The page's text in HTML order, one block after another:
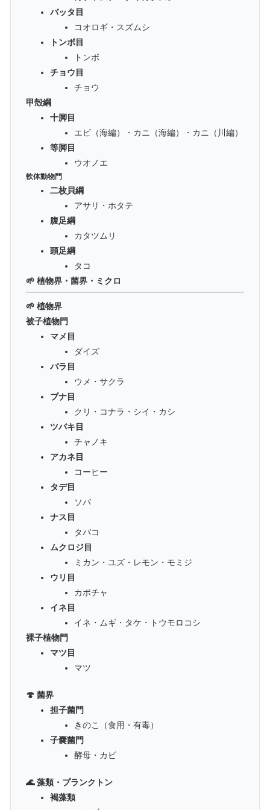
バッタ目
コオロギ・スズムシ
トンボ目
トンボ
チョウ目
チョウ
甲殻綱
十脚目
エビ（海編）・カニ（海編）・カニ（川編）
等脚目
ウオノエ
軟体動物門
二枚貝綱
アサリ・ホタテ
腹足綱
カタツムリ
頭足綱
タコ
🌱 植物界・菌界・ミクロ
🌱 植物界
被子植物門
マメ目
ダイズ
バラ目
ウメ・サクラ
ブナ目
クリ・コナラ・シイ・カシ
ツバキ目
チャノキ
アカネ目
コーヒー
タデ目
ソバ
ナス目
タバコ
ムクロジ目
ミカン・ユズ・レモン・モミジ
ウリ目
カボチャ
イネ目
イネ・ムギ・タケ・トウモロコシ
裸子植物門
マツ目
マツ
🍄 菌界
担子菌門
きのこ（食用・有毒）
子嚢菌門
酵母・カビ
🌊 藻類・プランクトン
褐藻類